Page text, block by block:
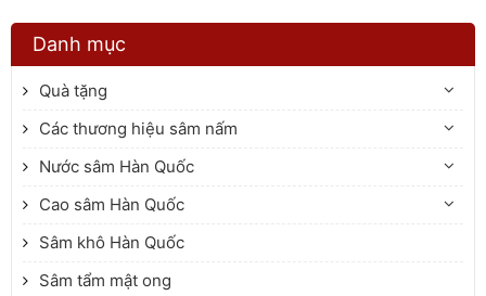
được lựa chọn cho người cơ thể mệt
mỏi, suy nhược hoặc cần chăm sóc thể
trạng hàng ngày. Vậy Tam Sâm Đan Thái
sản phẩm gồm những gì và công dụng
thực tế ra sao? Hãy cùng sâm nấm Phúc
dưới đây nhé.
Danh mục
Quà tặng
Các thương hiệu sâm nấm
Nước sâm Hàn Quốc
Cao sâm Hàn Quốc
Sâm khô Hàn Quốc
Sâm tẩm mật ong